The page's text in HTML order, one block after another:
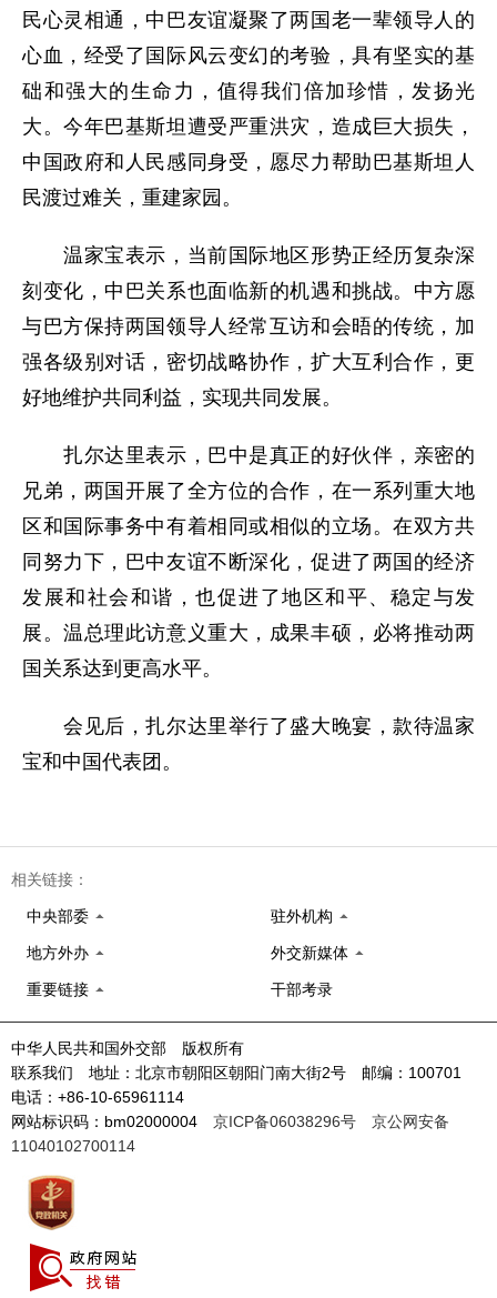
民心灵相通，中巴友谊凝聚了两国老一辈领导人的
心血，经受了国际风云变幻的考验，具有坚实的基
础和强大的生命力，值得我们倍加珍惜，发扬光
大。今年巴基斯坦遭受严重洪灾，造成巨大损失，
中国政府和人民感同身受，愿尽力帮助巴基斯坦人
民渡过难关，重建家园。
温家宝表示，当前国际地区形势正经历复杂深
刻变化，中巴关系也面临新的机遇和挑战。中方愿
与巴方保持两国领导人经常互访和会晤的传统，加
强各级别对话，密切战略协作，扩大互利合作，更
好地维护共同利益，实现共同发展。
扎尔达里表示，巴中是真正的好伙伴，亲密的
兄弟，两国开展了全方位的合作，在一系列重大地
区和国际事务中有着相同或相似的立场。在双方共
同努力下，巴中友谊不断深化，促进了两国的经济
发展和社会和谐，也促进了地区和平、稳定与发
展。温总理此访意义重大，成果丰硕，必将推动两
国关系达到更高水平。
会见后，扎尔达里举行了盛大晚宴，款待温家
宝和中国代表团。
相关链接：
中央部委 驻外机构
地方外办 外交新媒体
重要链接 干部考录
中华人民共和国外交部 版权所有
联系我们 地址：北京市朝阳区朝阳门南大街2号 邮编：100701
电话：+86-10-65961114
网站标识码：bm02000004 京ICP备06038296号
京公网安备
11040102700114